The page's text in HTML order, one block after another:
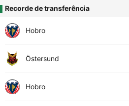
Recorde de transferência
Hobro
Östersund
Hobro